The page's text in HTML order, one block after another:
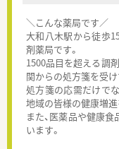
＼こんな薬局です／
大和八木駅から徒歩
剤薬局です。
1500品目を超える調
関からの処方箋を受け
処方箋の応需だけで
地域の皆様の健康増進
また、医薬品や健康食
います。